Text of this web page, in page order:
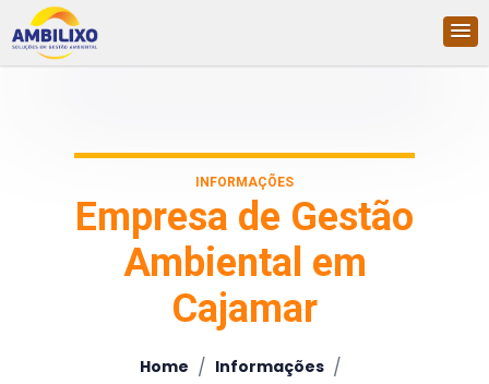
INFORMAÇÕES
Empresa de Gestão
Ambiental em
Cajamar
Home / Informações /